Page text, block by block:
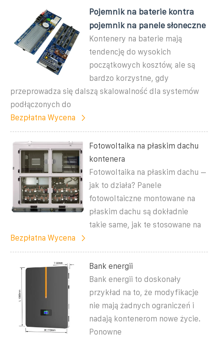
Pojemnik na baterie kontra
pojemnik na panele słoneczne
Kontenery na baterie mają
tendencję do wysokich
początkowych kosztów, ale są
bardzo korzystne, gdy
przeprowadza się dalszą skalowalność dla systemów
podłączonych do
Bezpłatna Wycena
Fotowoltaika na płaskim dachu
kontenera
Fotowoltaika na płaskim dachu –
jak to działa? Panele
fotowoltaiczne montowane na
płaskim dachu są dokładnie
takie same, jak te stosowane na
Bezpłatna Wycena
Bank energii
Bank energii to doskonały
przykład na to, że modyfikacje
nie mają żadnych ograniczeń i
nadają kontenerom nowe życie.
Ponowne